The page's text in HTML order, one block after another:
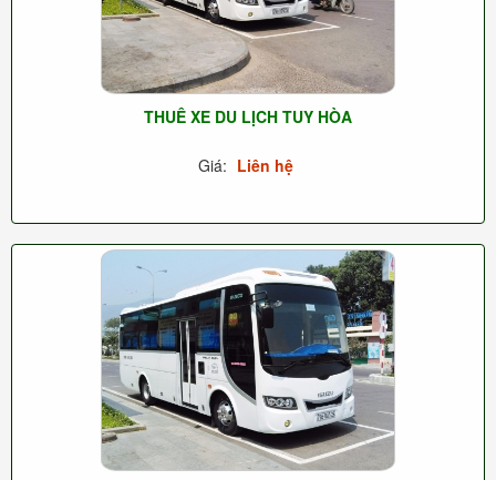
THUÊ XE DU LỊCH TUY HÒA
Giá: Liên hệ